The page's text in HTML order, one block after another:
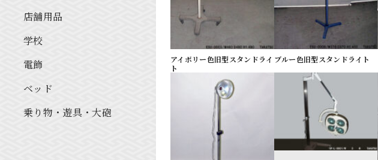
店舗用品
学校
電飾
ベッド
乗り物・遊具・大砲
アイボリー色旧型スタンドライ
ト
ブルー色旧型スタンドライト